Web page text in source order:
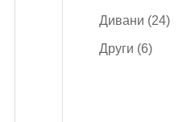
Дивани 2424
Други 66